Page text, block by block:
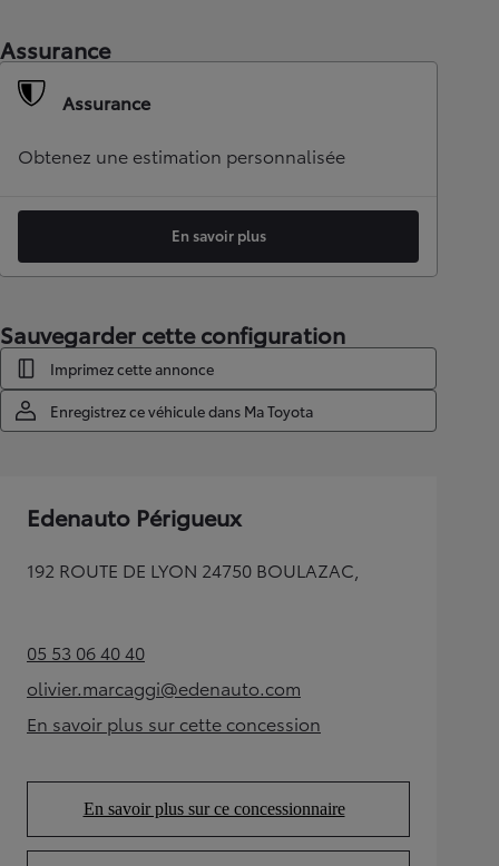
Assurance
Assurance
Obtenez une estimation personnalisée
En savoir plus
Sauvegarder cette configuration
Imprimez cette annonce
Enregistrez ce véhicule dans Ma Toyota
Edenauto Périgueux
192 ROUTE DE LYON 24750 BOULAZAC,
05 53 06 40 40(Opens in new tab)
olivier.marcaggi@edenauto.com
(Opens in new tab)
En savoir plus sur cette concession
(Opens in new tab)
En savoir plus sur ce concessionnaire
(Opens in new tab)